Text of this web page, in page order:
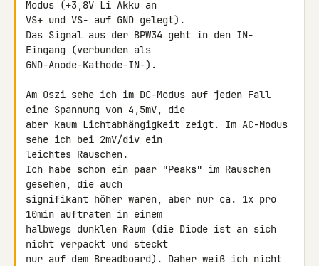
Modus (+3,8V Li Akku an
VS+ und VS- auf GND gelegt).
Das Signal aus der BPW34 geht in den IN-
Eingang (verbunden als
GND-Anode-Kathode-IN-).
Am Oszi sehe ich im DC-Modus auf jeden Fall
eine Spannung von 4,5mV, die
aber kaum Lichtabhängigkeit zeigt. Im AC-Modus
sehe ich bei 2mV/div ein
leichtes Rauschen.
Ich habe schon ein paar "Peaks" im Rauschen
gesehen, die auch
signifikant höher waren, aber nur ca. 1x pro
10min auftraten in einem
halbwegs dunklen Raum (die Diode ist an sich
nicht verpackt und steckt
nur auf dem Breadboard). Daher weiß ich nicht